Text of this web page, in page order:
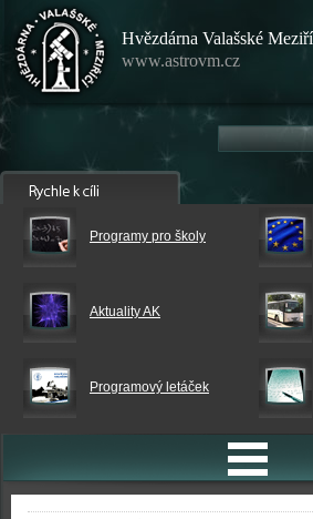
Hvězdárna Valašské
www.astrovm.cz
Programy pro školy
Aktuality AK
Programový letáček